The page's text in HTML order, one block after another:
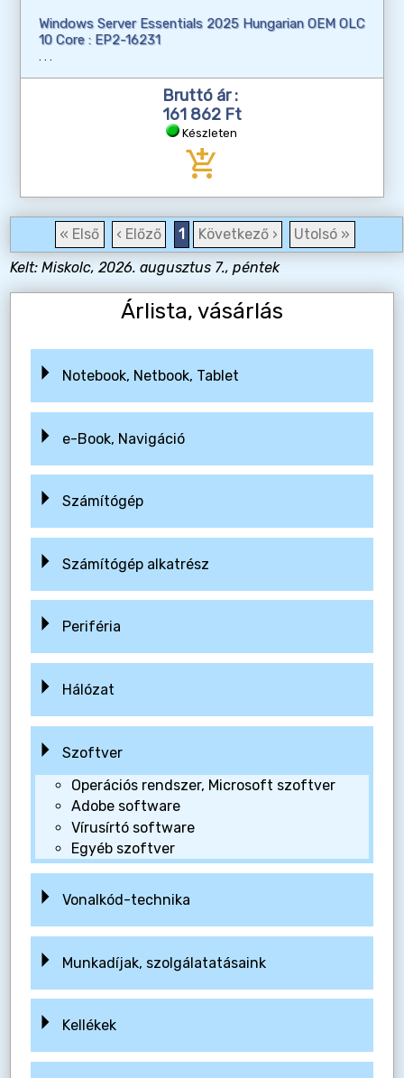
Windows Server Essentials 2025 Hungarian OEM OLC
10 Core : EP2-16231
Bruttó ár :
161 862 Ft
Készleten
add_shopping_cart
« Első ‹ Előző 1 Következő ›
Utolsó »
Kelt: Miskolc, 2026. augusztus 7., péntek
Árlista, vásárlás
Notebook, Netbook, Tablet
e-Book, Navigáció
Számítógép
Számítógép alkatrész
Periféria
Hálózat
Szoftver
Operációs rendszer, Microsoft szoftver
Adobe software
Vírusírtó software
Egyéb szoftver
Vonalkód-technika
Munkadíjak, szolgálatatásaink
Kellékek